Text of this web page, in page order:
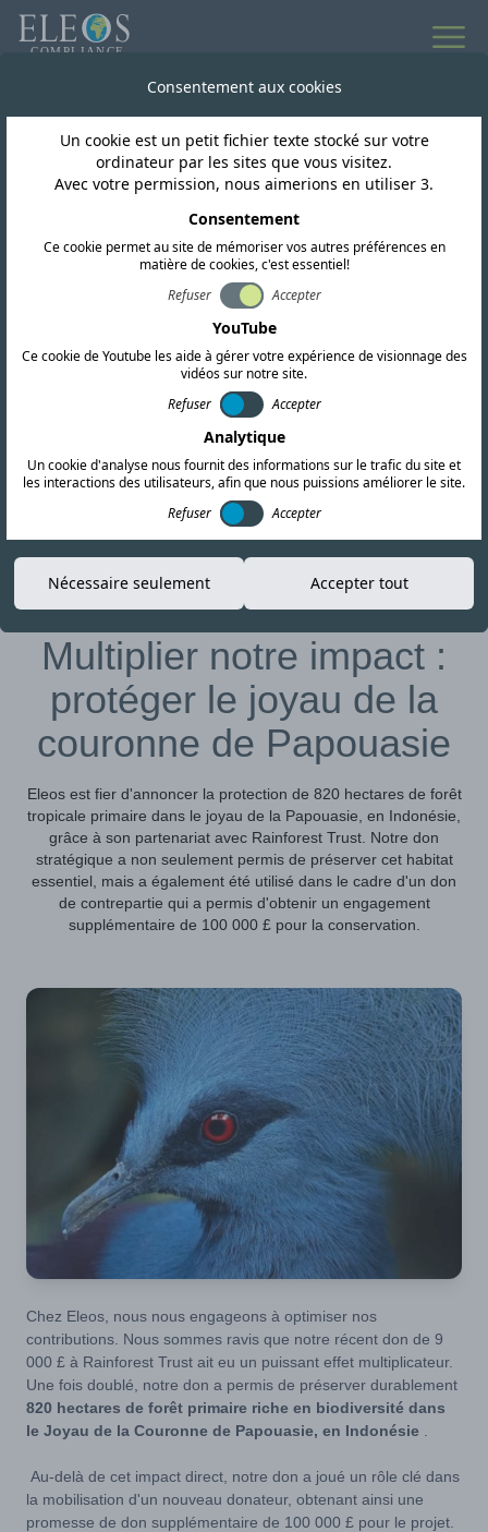
Papouasie-Nouvelle-Guinée
Multiplier notre impact :
protéger le joyau de la
couronne de Papouasie
22-AUG-25 Copier le lien
Multiplier notre impact :
protéger le joyau de la
couronne de Papouasie
Eleos est fier d'annoncer la protection de 820 hectares de forêt
tropicale primaire dans le joyau de la Papouasie, en Indonésie,
grâce à son partenariat avec Rainforest Trust. Notre don
stratégique a non seulement permis de préserver cet habitat
essentiel, mais a également été utilisé dans le cadre d'un don
de contrepartie qui a permis d'obtenir un engagement
supplémentaire de 100 000 £ pour la conservation.
Chez Eleos, nous nous engageons à optimiser nos
contributions. Nous sommes ravis que notre récent don de 9
000 £ à Rainforest Trust ait eu un puissant effet multiplicateur.
Une fois doublé, notre don a permis de préserver durablement
820 hectares de forêt primaire riche en biodiversité dans
le Joyau de la Couronne de Papouasie, en Indonésie
Au-delà de cet impact direct, notre don a joué un rôle clé dans
la mobilisation d'un nouveau donateur, obtenant ainsi une
promesse de don supplémentaire de 100 000 £ pour le projet.
Consentement aux cookies
Un cookie est un petit fichier texte stocké sur votre
ordinateur par les sites que vous visitez.
Avec votre permission, nous aimerions en utiliser 3.
Consentement
Ce cookie permet au site de mémoriser vos autres préférences en
matière de cookies, c'est essentiel!
Refuser
Accepter
YouTube
Ce cookie de Youtube les aide à gérer votre expérience de visionnage des
vidéos sur notre site.
Refuser
Accepter
Analytique
Un cookie d'analyse nous fournit des informations sur le trafic du site et
les interactions des utilisateurs, afin que nous puissions améliorer le site.
Refuser
Accepter
Nécessaire seulement Accepter tout